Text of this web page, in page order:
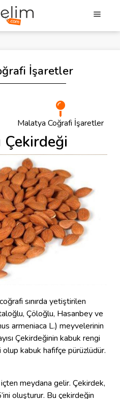
İşaretler
Malatya Coğrafi İşaretler
Çekirdeği
sınırda yetiştirilen
Çöloğlu, Hasanbey ve
armeniaca L.) meyvelerinin
Çekirdeğinin kabuk rengi
kabuk hafifçe pürüzlüdür.
meydana gelir. Çekirdek,
oluşturur. Bu çekirdeğin